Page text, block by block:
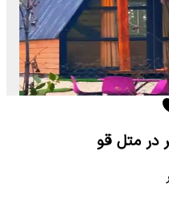
در متل قو